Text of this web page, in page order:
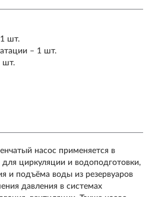
шт.
– 1 шт.
шт.
насос применяется в
циркуляции и водоподготовки,
и подъёма воды из резервуаров
давления в системах